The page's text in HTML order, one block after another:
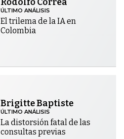
ÚLTIMO ANÁLISIS
El trilema de la IA en
Colombia
Brigitte Baptiste
ÚLTIMO ANÁLISIS
La distorsión fatal de las
consultas previas